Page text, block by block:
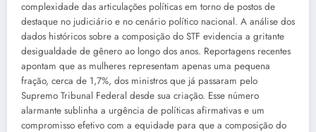
complexidade das articulações políticas em torno de postos de
destaque no judiciário e no cenário político nacional. A análise dos
dados históricos sobre a composição do STF evidencia a gritante
desigualdade de gênero ao longo dos anos. Reportagens recentes
apontam que as mulheres representam apenas uma pequena
fração, cerca de 1,7%, dos ministros que já passaram pelo
Supremo Tribunal Federal desde sua criação. Esse número
alarmante sublinha a urgência de políticas afirmativas e um
compromisso efetivo com a equidade para que a composição do